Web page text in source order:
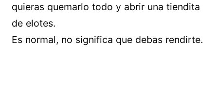
quieras quemarlo todo y abrir una tiendita
de elotes.
Es normal, no significa que debas rendirte.